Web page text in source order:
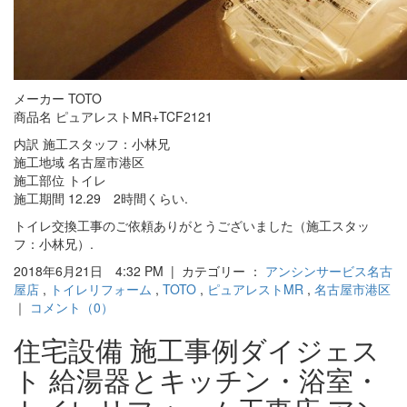
メーカー TOTO
商品名 ピュアレストMR+TCF2121
内訳 施工スタッフ：小林兄
施工地域 名古屋市港区
施工部位 トイレ
施工期間 12.29 2時間くらい.
トイレ交換工事のご依頼ありがとうございました（施工スタッ
フ：小林兄）.
2018年6月21日 4:32 PM | カテゴリー ： アンシンサービス名古
屋店 , トイレリフォーム , TOTO , ピュアレストMR , 名古屋市港区
｜ コメント（0）
住宅設備 施工事例ダイジェス
ト 給湯器とキッチン・浴室・